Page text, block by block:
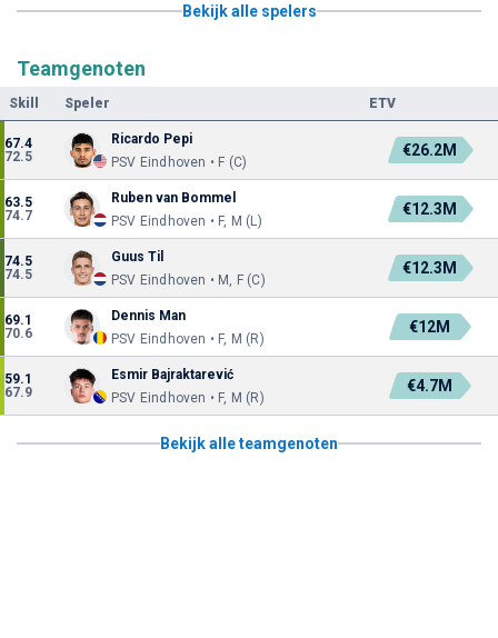
Bekijk alle spelers
Teamgenoten
Skill Speler ETV
67.4
72.5
Ricardo Pepi
PSV Eindhoven • F (C)
€26.2M
63.5
74.7
Ruben van Bommel
PSV Eindhoven • F, M (L)
€12.3M
74.5
74.5
Guus Til
PSV Eindhoven • M, F (C)
€12.3M
69.1
70.6
Dennis Man
PSV Eindhoven • F, M (R)
€12M
59.1
67.9
Esmir Bajraktarević
PSV Eindhoven • F, M (R)
€4.7M
Bekijk alle teamgenoten